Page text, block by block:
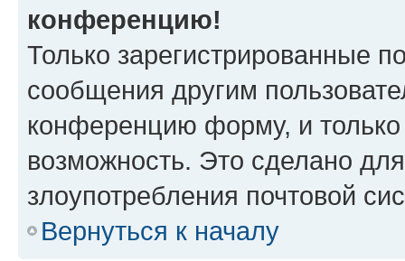
конференцию!
Только зарегистрированные
сообщения другим
конференцию форму, и
возможность. Это сделано
злоупотребления почтовой
Вернуться к началу